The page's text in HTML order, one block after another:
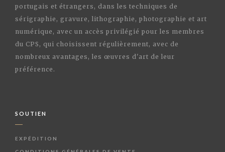
portugais et étrangers, dans les techniques de
sérigraphie, gravure, lithographie, photographie et art
numérique, avec un accès privilégié pour les membres
du CPS, qui choisissent régulièrement, avec de
nombreux avantages, les œuvres d'art de leur
préférence.
SOUTIEN
EXPÉDITION